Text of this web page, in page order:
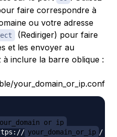
faire correspondre à
ou votre adresse
(Rediriger) pour faire
et les envoyer au
à inclure la barre oblique :
your_domain_or_ip.conf
your_domain_or_ip /